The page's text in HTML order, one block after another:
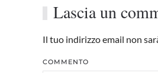
Lascia un
Il tuo indirizzo email non
COMMENTO